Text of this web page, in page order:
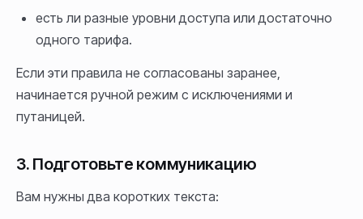
есть ли разные уровни доступа или достаточно
одного тарифа.
Если эти правила не согласованы заранее,
начинается ручной режим с исключениями и
путаницей.
3. Подготовьте коммуникацию
Вам нужны два коротких текста: